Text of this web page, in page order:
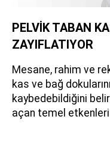
PELVİK TABAN
ZAYIFLATIYOR
Mesane, rahim ve
kas ve bağ
kaybedebildiğini
açan temel etkenleri